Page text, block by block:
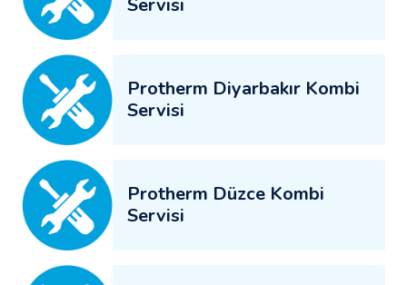
Protherm Diyarbakır Kombi
Servisi
Protherm Düzce Kombi
Servisi